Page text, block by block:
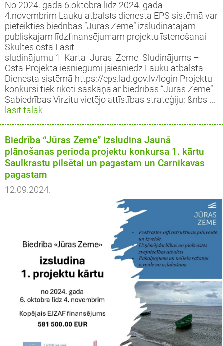
No 2024. gada 6.oktobra līdz 2024. gada
4.novembrim Lauku atbalsts dienesta EPS sistēmā var
pieteikties biedrības “Jūras Zeme” izsludinātajam
publiskajam līdzfinansējumam projektu īstenošanai
Skultes ostā Lasīt
sludinājumu 1_Karta_Juras_Zeme_Sludinājums –
Osta Projekta iesniegumi jāiesniedz Lauku atbalsta
Dienesta sistēmā https://eps.lad.gov.lv/login Projektu
konkursi tiek rīkoti saskaņā ar biedrības “Jūras Zeme”
Sabiedrības Virzitu vietējo attīstības strateģiju: &nbs ...
lasīt tālāk
Biedrība “Jūras Zeme” izsludina Jaunā
plānošanas perioda projektu konkursa 1. kārtu
Saulkrastu pilsētai un pagastam un Carnikavas
pagastam
12.09.2024.